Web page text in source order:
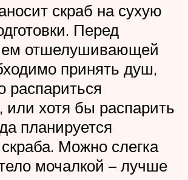
скраб на сухую
Перед
отшелушивающей
принять душ,
распариться
или хотя бы распарить
планируется
Можно слегка
мочалкой – лучше